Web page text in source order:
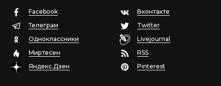
Facebook
Вконтакте
Телеграм
Twitter
Одноклассники
Livejournal
Миртесен
RSS
Яндекс.Дзен
Pinterest